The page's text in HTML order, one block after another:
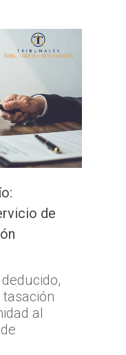
de
al
TTA
Qué es TTA
y cómo
Qué reclamarTTA